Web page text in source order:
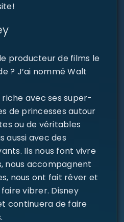
producteur de films le
? J’ai nommé Walt
avec ses super-
de princesses autour
ou de véritables
aussi avec des
Ils nous font vivre
nous accompagnent
nous ont fait rêver et
vibrer. Disney
continuera de faire